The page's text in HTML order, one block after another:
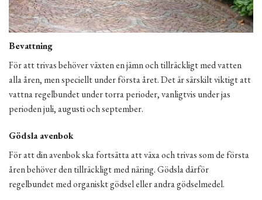
Bevattning
För att trivas behöver växten en jämn och tillräckligt med vatten
alla åren, men speciellt under första året. Det är särskilt viktigt att
vattna regelbundet under torra perioder, vanligtvis under jas
perioden juli, augusti och september.
Gödsla avenbok
För att din avenbok ska fortsätta att växa och trivas som de första
åren behöver den tillräckligt med näring. Gödsla därför
regelbundet med organiskt gödsel eller andra gödselmedel.